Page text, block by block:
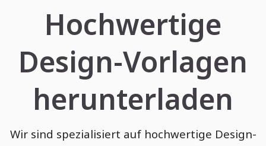
Hochwertige
Design-Vorlagen
herunterladen
Wir sind spezialisiert auf hochwertige Design-